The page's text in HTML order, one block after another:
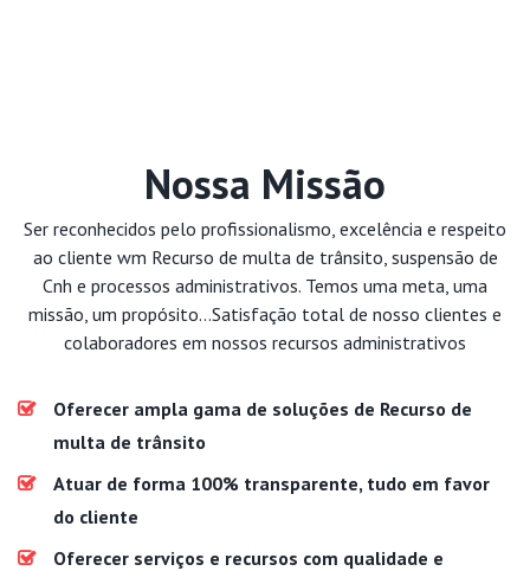
Nossa Missão
Ser reconhecidos pelo profissionalismo, excelência e respeito
ao cliente wm Recurso de multa de trânsito, suspensão de
Cnh e processos administrativos. Temos uma meta, uma
missão, um propósito...Satisfação total de nosso clientes e
colaboradores em nossos recursos administrativos
Oferecer ampla gama de soluções de Recurso de
multa de trânsito
Atuar de forma 100% transparente, tudo em favor
do cliente
Oferecer serviços e recursos com qualidade e